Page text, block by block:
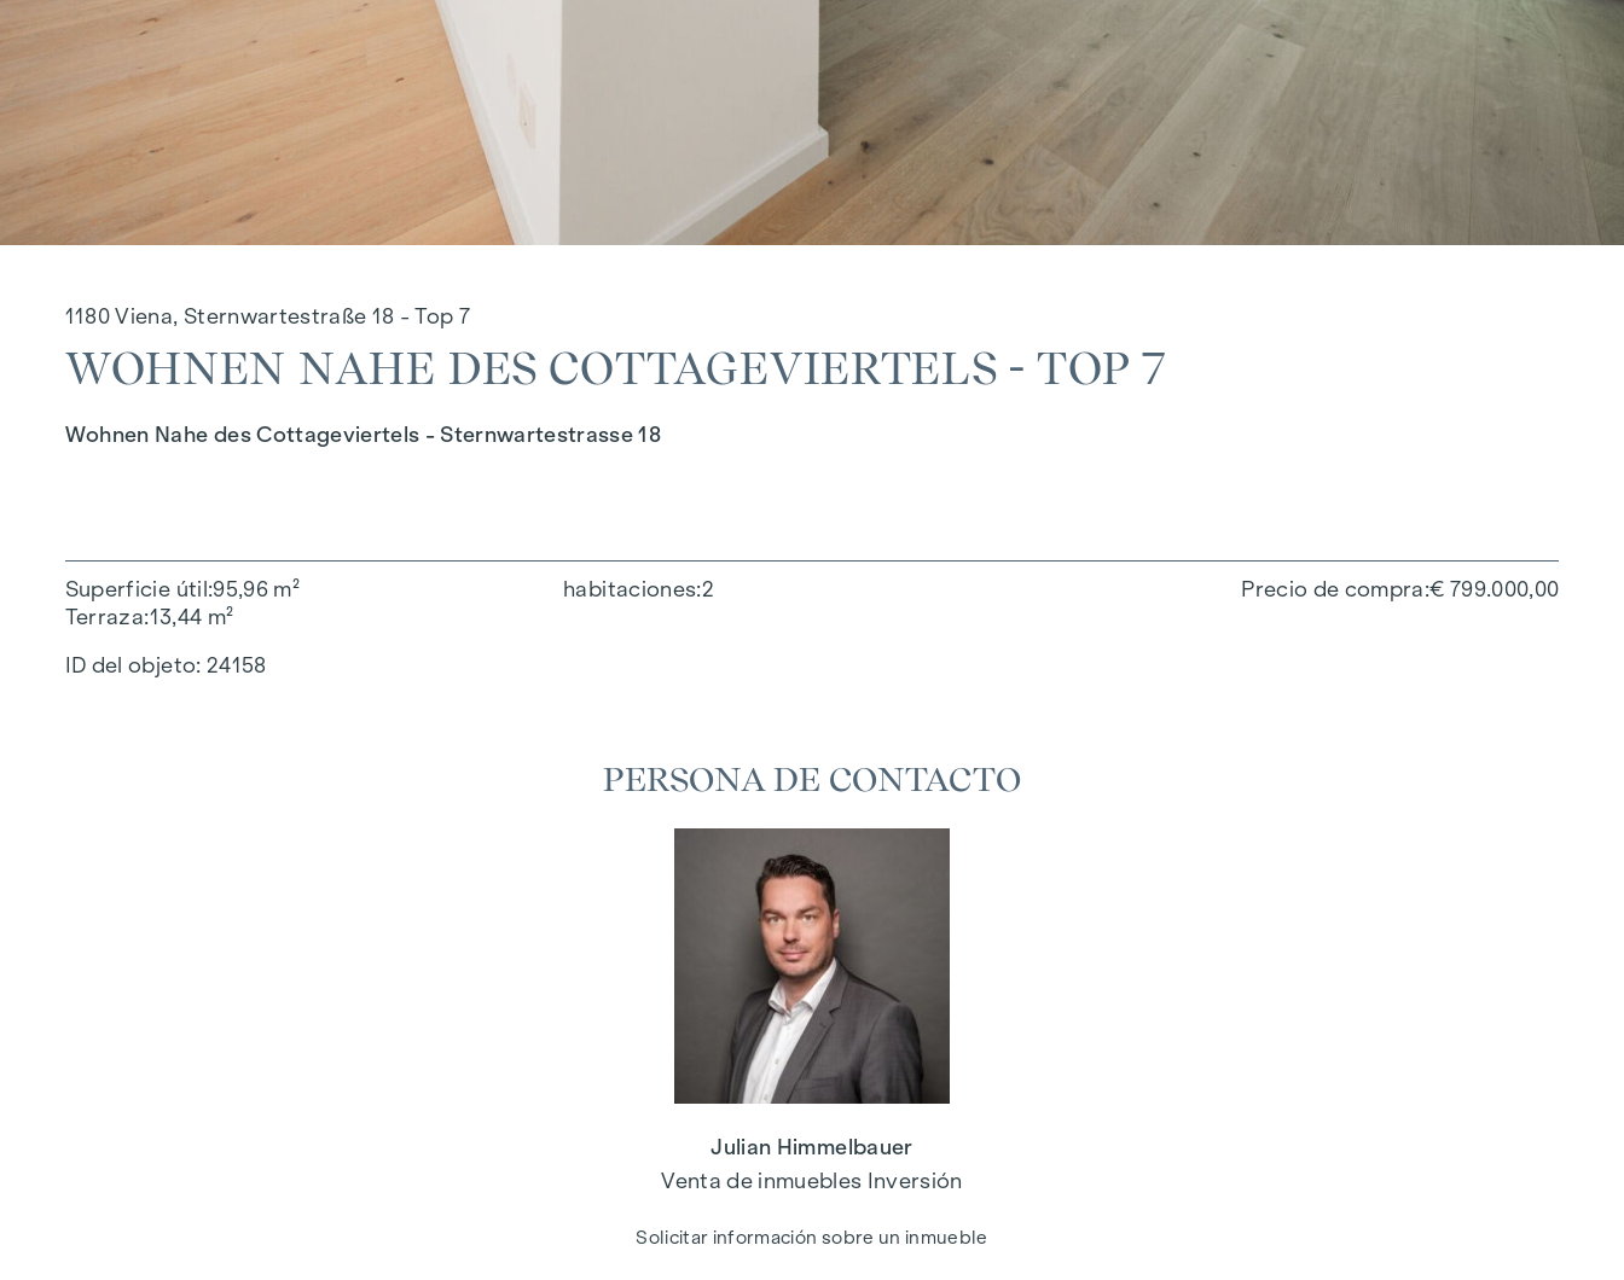
1180 Viena, Sternwartestraße 18 - Top 7
WOHNEN NAHE DES COTTAGEVIERTELS - TOP 7
Wohnen Nahe des Cottageviertels - Sternwartestrasse 18
Superficie útil 95,96 m²
Terraza 13,44 m²
habitaciones 2 Precio de compra € 799.000,00
ID del objeto: 24158
PERSONA DE CONTACTO
Julian Himmelbauer
Venta de inmuebles Inversión
Solicitar información sobre un inmueble